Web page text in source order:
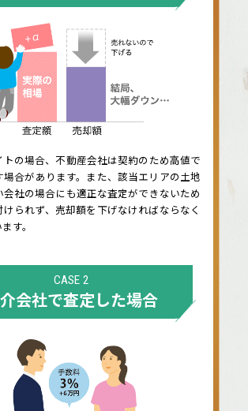
の場合、不動産会社は契約のため高値で
合があります。また、該当エリアの土地
会社の場合にも適正な査定ができないため
られず、売却額を下げなければならなく
す。
CASE 2
会社で査定した場合